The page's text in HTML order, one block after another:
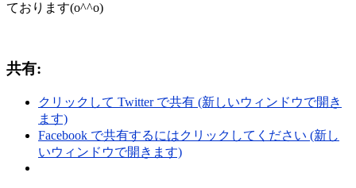
ております(o^^o)
共有:
クリックして Twitter で共有 (新しいウィンドウで開き
ます)
Facebook で共有するにはクリックしてください (新し
いウィンドウで開きます)